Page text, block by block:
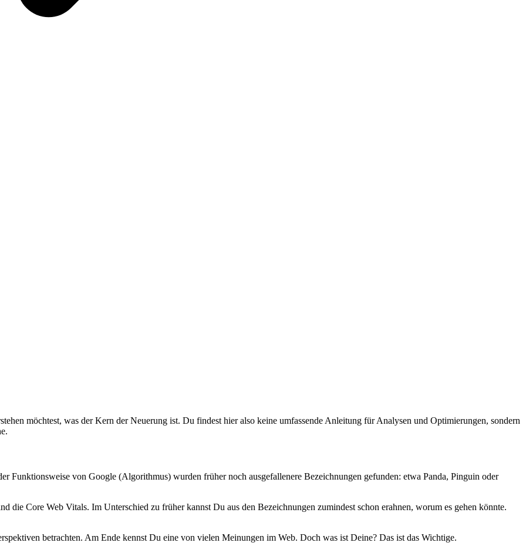
möchtest, was der Kern der Neuerung ist. Du findest hier also keine umfassende Anleitung für Analysen und Optimierungen, sondern
Funktionsweise von Google (Algorithmus) wurden früher noch ausgefallenere Bezeichnungen gefunden: etwa Panda, Pinguin oder
die Core Web Vitals. Im Unterschied zu früher kannst Du aus den Bezeichnungen zumindest schon erahnen, worum es gehen könnte.
betrachten. Am Ende kennst Du eine von vielen Meinungen im Web. Doch was ist Deine? Das ist das Wichtige.